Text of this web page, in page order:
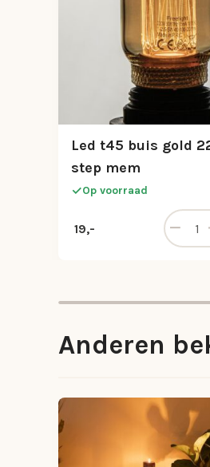
Led t45 buis gold
step mem
Op voorraad
19,-
Led
Anderen